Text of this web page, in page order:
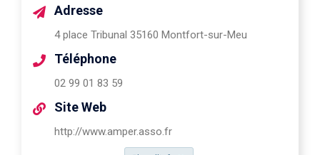
Adresse
4 place Tribunal 35160 Montfort-sur-Meu
Téléphone
02 99 01 83 59
Site Web
http://www.amper.asso.fr